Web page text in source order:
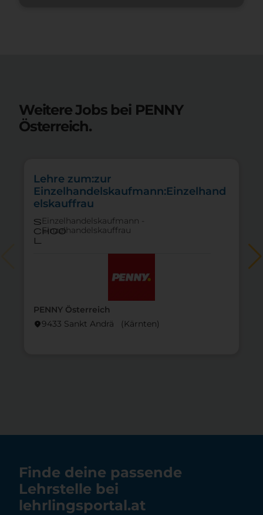
Weitere Jobs bei PENNY
Österreich.
PENNY Österreich
location_on9433 Sankt Andrä (Kärnten)
Lehre zum:zur
Einzelhandelskaufmann:Einzelhand
elskauffrau
s
choo
l
Einzelhandelskaufmann -
Einzelhandelskauffrau
Finde deine passende
Lehrstelle bei
lehrlingsportal.at